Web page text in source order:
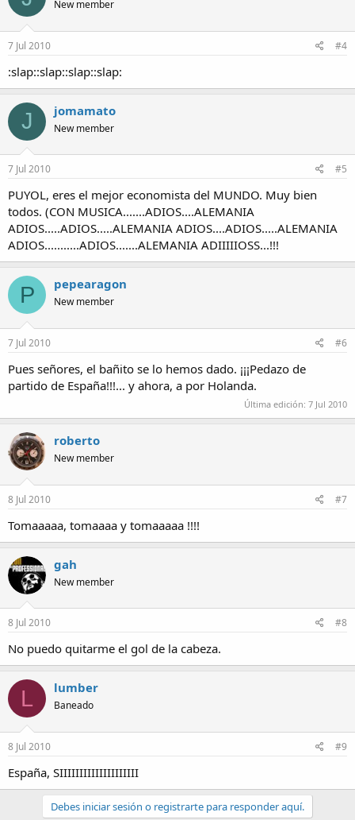
New member
7 Jul 2010 #4
:slap::slap::slap::slap:
J jomamato
New member
7 Jul 2010 #5
PUYOL, eres el mejor economista del MUNDO. Muy bien
todos. (CON MUSICA.......ADIOS....ALEMANIA
ADIOS.....ADIOS.....ALEMANIA ADIOS....ADIOS.....ALEMANIA
ADIOS...........ADIOS.......ALEMANIA ADIIIIIOSS...!!!
P pepearagon
New member
7 Jul 2010 #6
Pues señores, el bañito se lo hemos dado. ¡¡¡Pedazo de
partido de España!!!... y ahora, a por Holanda.
Última edición: 7 Jul 2010
roberto
New member
8 Jul 2010 #7
Tomaaaaa, tomaaaa y tomaaaaa !!!!
gah
New member
8 Jul 2010 #8
No puedo quitarme el gol de la cabeza.
L lumber
Baneado
8 Jul 2010 #9
España, SIIIIIIIIIIIIIIIIIIII
Debes iniciar sesión o registrarte para responder aquí.